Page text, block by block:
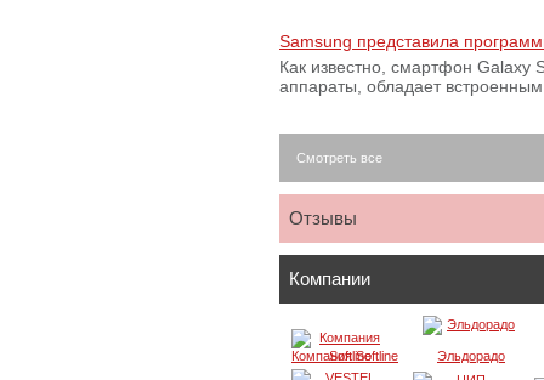
Samsung представила
Как известно, смартфон Galaxy
аппараты, обладает
Смотреть все
Отзывы
Компании
Компания Softline Эльдорадо